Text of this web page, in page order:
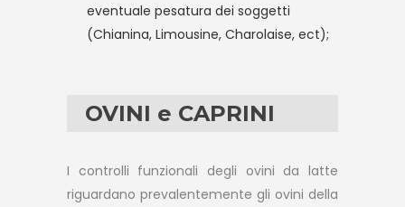
eventuale pesatura dei soggetti
(Chianina, Limousine, Charolaise, ect);
OVINI e CAPRINI
I controlli funzionali degli ovini da latte
riguardano prevalentemente gli ovini della